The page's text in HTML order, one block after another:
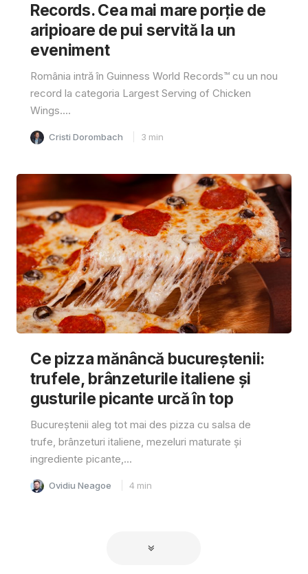
Records. Cea mai mare porție de
aripioare de pui servită la un
eveniment
România intră în Guinness World Records™️ cu un nou
record la categoria Largest Serving of Chicken
Wings....
Cristi Dorombach 3 min
Ce pizza mănâncă bucureștenii:
trufele, brânzeturile italiene și
gusturile picante urcă în top
Bucureștenii aleg tot mai des pizza cu salsa de
trufe, brânzeturi italiene, mezeluri maturate și
ingrediente picante,...
Ovidiu Neagoe 4 min